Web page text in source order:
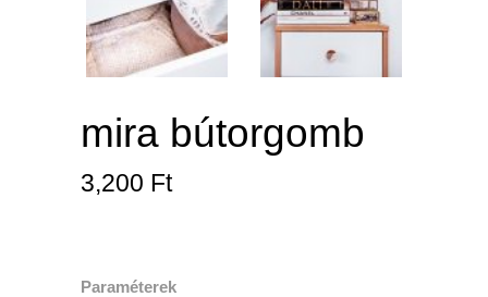
mira bútorgomb
3,200 Ft
Paraméterek